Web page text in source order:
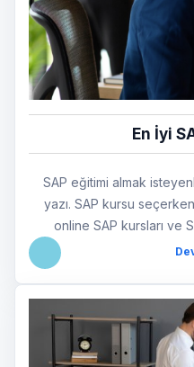
En İyi
SAP eğitimi almak
yazı. SAP kursu
online SAP kursları ve
konulara değinilerek, en
avantajlarla